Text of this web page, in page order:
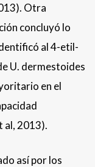
Otra
concluyó lo
al 4-etil-
U. dermestoides
en el
al, 2013).
así por los